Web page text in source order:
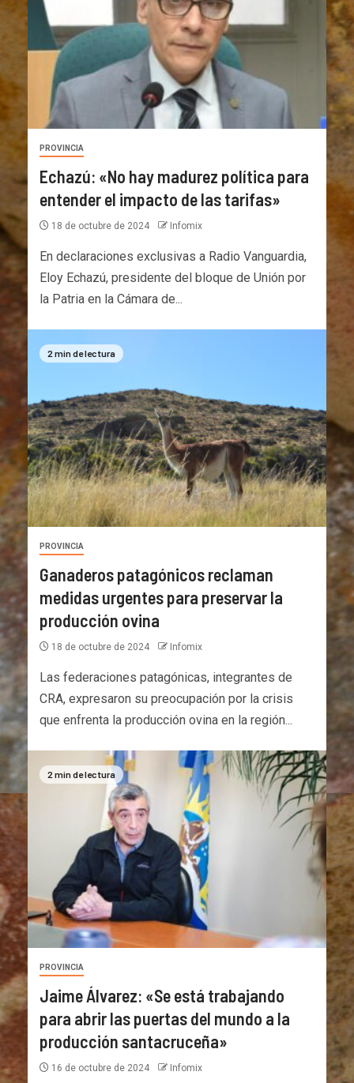
PROVINCIA
Echazú: «No hay madurez política para
entender el impacto de las tarifas»
18 de octubre de 2024 Infomix
En declaraciones exclusivas a Radio Vanguardia,
Eloy Echazú, presidente del bloque de Unión por
la Patria en la Cámara de...
2 min de lectura
PROVINCIA
Ganaderos patagónicos reclaman
medidas urgentes para preservar la
producción ovina
18 de octubre de 2024 Infomix
Las federaciones patagónicas, integrantes de
CRA, expresaron su preocupación por la crisis
que enfrenta la producción ovina en la región...
2 min de lectura
PROVINCIA
Jaime Álvarez: «Se está trabajando
para abrir las puertas del mundo a la
producción santacruceña»
16 de octubre de 2024 Infomix